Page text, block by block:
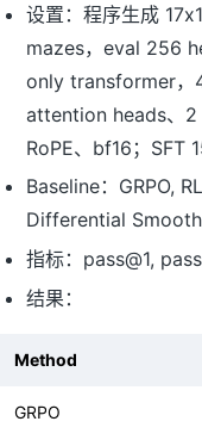
设置：程序生成
mazes，eval 256
only transformer，
attention heads、2
RoPE、bf16；SFT
Baseline：GRPO,
Differential
指标：pass@1,
结果：
Method
GRPO